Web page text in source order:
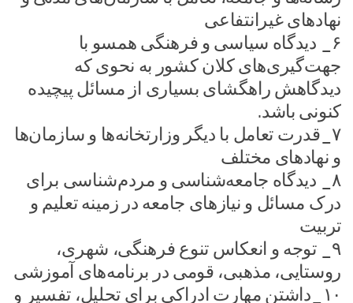
نهادهای غیرانتفاعی
۶_ دیدگاه سیاسی و فرهنگی همسو با
جهت‌گیری‌های کلان کشور به نحوی که
دیدگاهش راهگشای بسیاری از مسائل پیچیده
کنونی باشد.
۷_قدرت تعامل با دیگر وزارتخانه‌‌ها و سازمان‌ها
و نهادهای مختلف
۸_ دیدگاه جامعه‌شناسی و مردم‌شناسی برای
درک مسائل و نیازهای جامعه در زمینه تعلیم و
تربیت
۹_ توجه و انعکاس تنوع فرهنگی، شهری،
روستایی، مذهبی، قومی در برنامه‌های آموزشی
۱۰_داشتن مهارت ادراکی برای تحلیل، تفسیر و